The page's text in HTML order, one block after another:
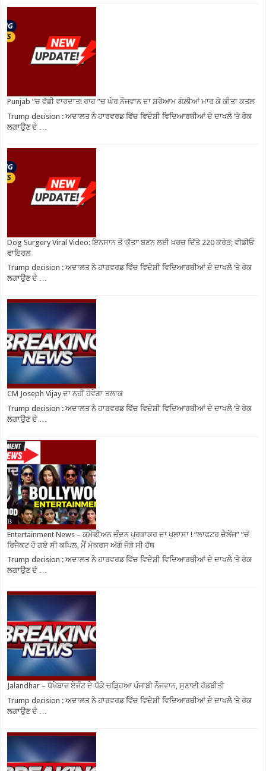
Punjab ”ਚ ਵੱਡੀ ਵਾਰਦਾਤ! ਰਾਹ ”ਚ ਘੇਰ ਨੌਜਵਾਨ ਦਾ ਸ਼ਰੇਆਮ ਗੋਲ਼ੀਆਂ ਮਾਰ ਕੇ ਕੀਤਾ ਕਤਲ
Trump decision : ਅਦਾਲਤ ਨੇ ਹਾਰਵਰਡ ਵਿੱਚ ਵਿਦੇਸ਼ੀ ਵਿਦਿਆਰਥੀਆਂ ਦੇ ਦਾਖਲੇ ’ਤੇ ਰੋਕ
ਲਗਾਉਣ ਦੇ …
Dog Surgery Viral Video: ਇਨਸਾਨ ਤੋਂ ‘ਕੁੱਤਾ’ ਬਣਨ ਲਈ ਖ਼ਰਚ ਦਿੱਤੇ 220 ਕਰੋੜ; ਵੀਡੀਓ
ਵਾਇਰਲ
Trump decision : ਅਦਾਲਤ ਨੇ ਹਾਰਵਰਡ ਵਿੱਚ ਵਿਦੇਸ਼ੀ ਵਿਦਿਆਰਥੀਆਂ ਦੇ ਦਾਖਲੇ ’ਤੇ ਰੋਕ
ਲਗਾਉਣ ਦੇ …
CM Joseph Vijay ਦਾ ਨਹੀਂ ਹੋਵੇਗਾ ਤਲਾਕ
Trump decision : ਅਦਾਲਤ ਨੇ ਹਾਰਵਰਡ ਵਿੱਚ ਵਿਦੇਸ਼ੀ ਵਿਦਿਆਰਥੀਆਂ ਦੇ ਦਾਖਲੇ ’ਤੇ ਰੋਕ
ਲਗਾਉਣ ਦੇ …
Entertainment News – ਕਮੇਡੀਅਨ ਚੰਦਨ ਪ੍ਰਭਾਕਰ ਦਾ ਖੁਲਾਸਾ ! ”ਲਾਫਟਰ ਚੈਲੇਂਜ” ”ਚੋਂ
ਰਿਜੈਕਟ ਹੋ ਗਏ ਸੀ ਕਪਿਲ, ਮੈਂ ਮੇਕਰਸ ਅੱਗੇ ਜੋੜੇ ਸੀ ਹੱਥ
Trump decision : ਅਦਾਲਤ ਨੇ ਹਾਰਵਰਡ ਵਿੱਚ ਵਿਦੇਸ਼ੀ ਵਿਦਿਆਰਥੀਆਂ ਦੇ ਦਾਖਲੇ ’ਤੇ ਰੋਕ
ਲਗਾਉਣ ਦੇ …
Jalandhar – ਧੋਖੇਬਾਜ਼ ਏਜੰਟ ਦੇ ਧੱਕੇ ਚੜ੍ਹਿਆ ਪੰਜਾਬੀ ਨੌਜਵਾਨ, ਸੁਣਾਈ ਹੱਡਬੀਤੀ
Trump decision : ਅਦਾਲਤ ਨੇ ਹਾਰਵਰਡ ਵਿੱਚ ਵਿਦੇਸ਼ੀ ਵਿਦਿਆਰਥੀਆਂ ਦੇ ਦਾਖਲੇ ’ਤੇ ਰੋਕ
ਲਗਾਉਣ ਦੇ …